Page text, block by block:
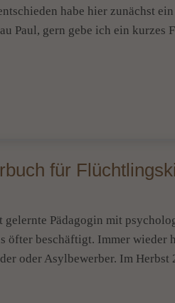
habe hier zunächst
Paul, gern gebe ich ein kurzes
für
gelernte Pädagogin mit
öfter beschäftigt. Immer wieder
oder Asylbewerber. Im